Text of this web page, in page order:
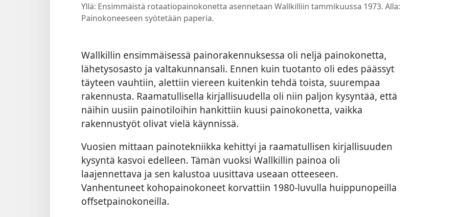
Yllä: Ensimmäistä rotaatiopainokonetta asennetaan Wallkilliin tammikuussa 1973. Alla:
Painokoneeseen syötetään paperia.
Wallkillin ensimmäisessä painorakennuksessa oli neljä painokonetta,
lähetysosasto ja valtakunnansali. Ennen kuin tuotanto oli edes päässyt
täyteen vauhtiin, alettiin viereen kuitenkin tehdä toista, suurempaa
rakennusta. Raamatullisella kirjallisuudella oli niin paljon kysyntää, että
näihin uusiin painotiloihin hankittiin kuusi painokonetta, vaikka
rakennustyöt olivat vielä käynnissä.
Vuosien mittaan painotekniikka kehittyi ja raamatullisen kirjallisuuden
kysyntä kasvoi edelleen. Tämän vuoksi Wallkillin painoa oli
laajennettava ja sen kalustoa uusittava useaan otteeseen.
Vanhentuneet kohopainokoneet korvattiin 1980-luvulla huippunopeilla
offsetpainokoneilla.